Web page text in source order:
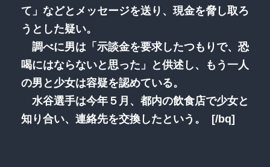
て」などとメッセージを送り、現金を脅し取ろ
うとした疑い。
調べに男は「示談金を要求したつもりで、恐
喝にはならないと思った」と供述し、もう一人
の男と少女は容疑を認めている。
水谷選手は今年５月、都内の飲食店で少女と
知り合い、連絡先を交換したという。 [/bq]